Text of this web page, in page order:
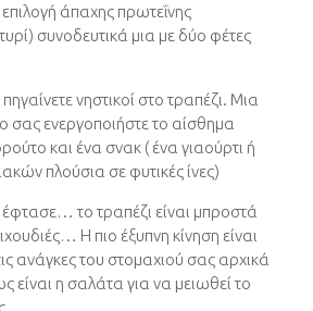
άπαχης πρωτεΐνης
συνοδευτικά μια με δύο φέτες
νηστικοί στο τραπέζι. Μια
σας ενεργοποιήστε το αίσθημα
και ένα σνακ ( ένα γιαούρτι ή
πλούσια σε φυτικές ίνες)
το τραπέζι είναι μπροστά
Η πιο έξυπνη κίνηση είναι
ανάγκες του στομαχιού σας αρχικά
είναι η σαλάτα για να μειωθεί το